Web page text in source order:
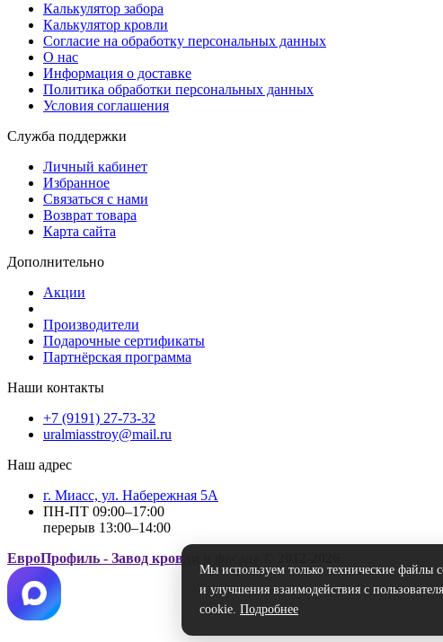
Калькулятор забора
Калькулятор кровли
Согласие на обработку персональных данных
О нас
Информация о доставке
Политика обработки персональных данных
Условия соглашения
Служба поддержки
Личный кабинет
Избранное
Связаться с нами
Возврат товара
Карта сайта
Дополнительно
Акции
Производители
Подарочные сертификаты
Партнёрская программа
Наши контакты
+7 (9191) 27-73-32
uralmiasstroy@mail.ru
Наш адрес
г. Миасс, ул. Набережная 5А
ПН-ПТ 09:00–17:00
перерыв 13:00–14:00
ЕвроПрофиль - Завод кровли и фасада
Мы используем только технические файлы
и улучшения взаимодействия с
cookie. Подробнее